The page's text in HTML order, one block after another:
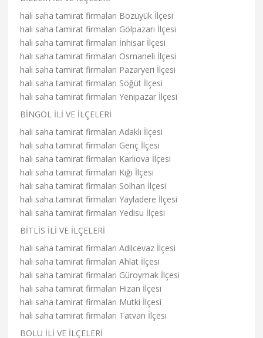
halı saha tamirat firmaları Bozüyük İlçesi
halı saha tamirat firmaları Gölpazarı İlçesi
halı saha tamirat firmaları İnhisar İlçesi
halı saha tamirat firmaları Osmaneli İlçesi
halı saha tamirat firmaları Pazaryeri İlçesi
halı saha tamirat firmaları Söğüt İlçesi
halı saha tamirat firmaları Yenipazar İlçesi
BİNGÖL İLİ VE İLÇELERİ
halı saha tamirat firmaları Adaklı İlçesi
halı saha tamirat firmaları Genç İlçesi
halı saha tamirat firmaları Karlıova İlçesi
halı saha tamirat firmaları Kığı İlçesi
halı saha tamirat firmaları Solhan İlçesi
halı saha tamirat firmaları Yayladere İlçesi
halı saha tamirat firmaları Yedisu İlçesi
BİTLİS İLİ VE İLÇELERİ
halı saha tamirat firmaları Adilcevaz İlçesi
halı saha tamirat firmaları Ahlat İlçesi
halı saha tamirat firmaları Güroymak İlçesi
halı saha tamirat firmaları Hizan İlçesi
halı saha tamirat firmaları Mutki İlçesi
halı saha tamirat firmaları Tatvan İlçesi
BOLU İLİ VE İLÇELERİ